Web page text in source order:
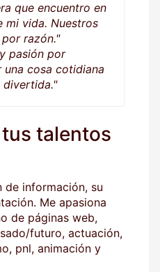
que encuentro en
mi vida. Nuestros
razón."
pasión por
una cosa cotidiana
divertida."
talentos
de información, su
Me apasiona
de páginas web,
futuro, actuación,
pnl, animación y